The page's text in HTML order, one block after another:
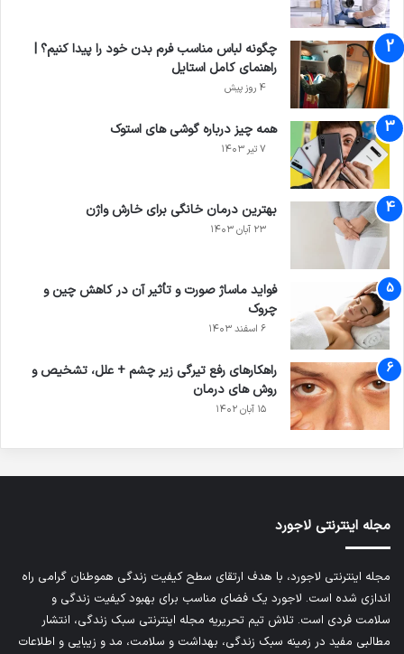
چگونه لباس مناسب فرم بدن خود را پیدا کنیم؟ |
راهنمای کامل استایل
4 روز پیش
همه چیز درباره گوشی ‌های استوک
۷ تیر ۱۴۰۳
بهترین درمان خانگی برای خارش واژن
۲۳ آبان ۱۴۰۳
فواید ماساژ صورت و تأثیر آن در کاهش چین و
چروک
۶ اسفند ۱۴۰۳
راهکارهای رفع تیرگی زیر چشم + علل، تشخیص و
روش های درمان
۱۵ آبان ۱۴۰۲
مجله اینترنتی لاجورد
مجله اینترنتی لاجورد، با هدف ارتقای سطح کیفیت زندگی هموطنان گرامی راه
اندازی شده است. لاجورد یک فضای مناسب برای بهبود کیفیت زندگی و
سلامت فردی است. تلاش تیم تحریریه مجله اینترنتی سبک زندگی، انتشار
مطالبی مفید در زمینه سبک زندگی، بهداشت و سلامت، مد و زیبایی و اطلاعات